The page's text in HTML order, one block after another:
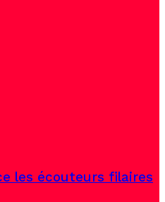
les écouteurs filaires